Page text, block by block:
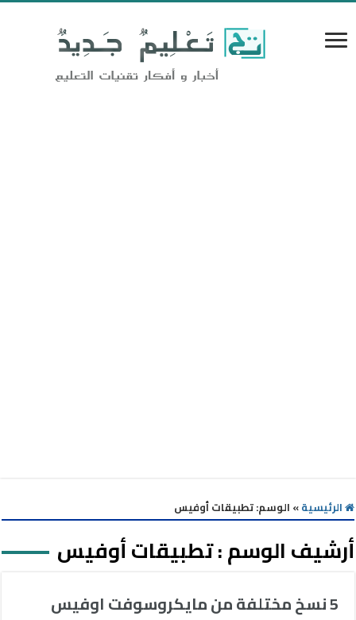
الرئيسية» الوسم:تطبيقات أوفيس
أرشيف الوسم :تطبيقات أوفيس
5 نسخ مختلفة من مايكروسوفت اوفيس